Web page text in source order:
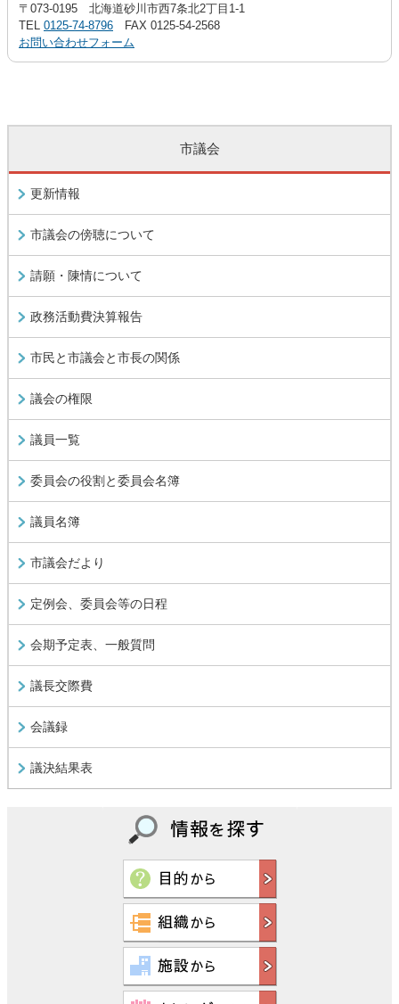
〒073-0195 北海道砂川市西7条北2丁目1-1
TEL 0125-74-8796 FAX 0125-54-2568
お問い合わせフォーム
市議会
更新情報
市議会の傍聴について
請願・陳情について
政務活動費決算報告
市民と市議会と市長の関係
議会の権限
議員一覧
委員会の役割と委員会名簿
議員名簿
市議会だより
定例会、委員会等の日程
会期予定表、一般質問
議長交際費
会議録
議決結果表